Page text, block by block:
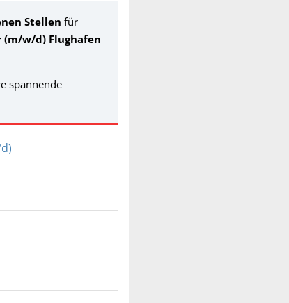
Stellen für
w/d) Flughafen
spannende